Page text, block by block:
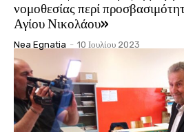
νομοθεσίας περί
Αγίου Νικολάου»
Nea Egnatia - 10 Ιουλίου 2023